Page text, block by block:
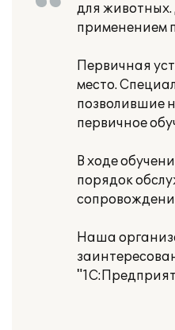
для животных.
применением
Первичная
место.
позволившие
первичное
В ходе
порядок
Наша